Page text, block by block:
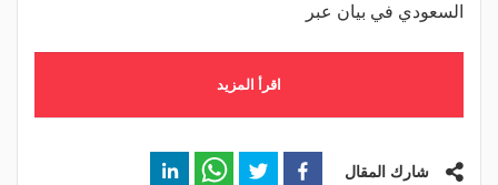
السعودي في بيان عبر
اقرأ المزيد
شارك المقال